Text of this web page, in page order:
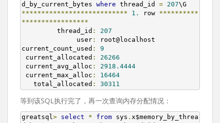
d_by_current_bytes where thread_id = 207
***************************
1. row **********
*****************
         thread_id
:
207
              user
:
root@localhost
current_count_used :
9
current_allocated :
26266
current_avg_alloc :
2918.4444
current_max_alloc :
16464
   total_allocated
: 30311
等到该SQL执行完了，再一次查询内存分配情况：
greatsql> select * from sys . x$memory_by_threa